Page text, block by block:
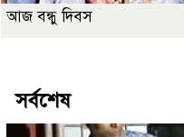
আজ বন্ধু দিবস
সর্বশেষ